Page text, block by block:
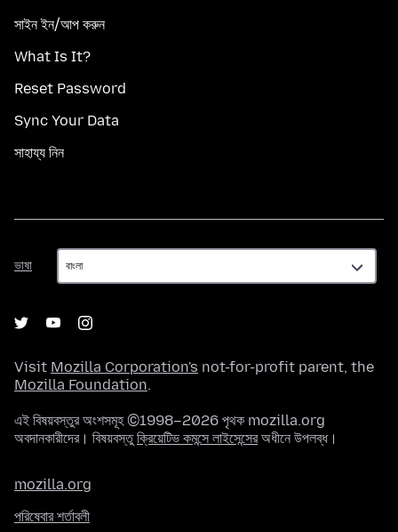
সাইন ইন/আপ করুন
What Is It?
Reset Password
Sync Your Data
সাহায্য নিন
ভাষা
ভাষা
Visit Mozilla Corporation's not-for-profit parent, the
Mozilla Foundation.
এই বিষয়বস্তুর অংশসমূহ ©1998–2026 পৃথক mozilla.org
অবদানকারীদের। বিষয়বস্তুক্রিয়েটিভ কমন্সে লাইসেন্সেরঅধীনে উপলব্ধ।
mozilla.org
পরিষেবার শর্তাবলী